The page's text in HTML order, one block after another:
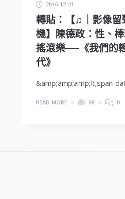
2016-12-01
轉貼：【♫｜影像留
機】陳德政：性、棒
搖滾樂──《我們的
代》
&amp;amp;amp;lt;span
READ MORE 98 0